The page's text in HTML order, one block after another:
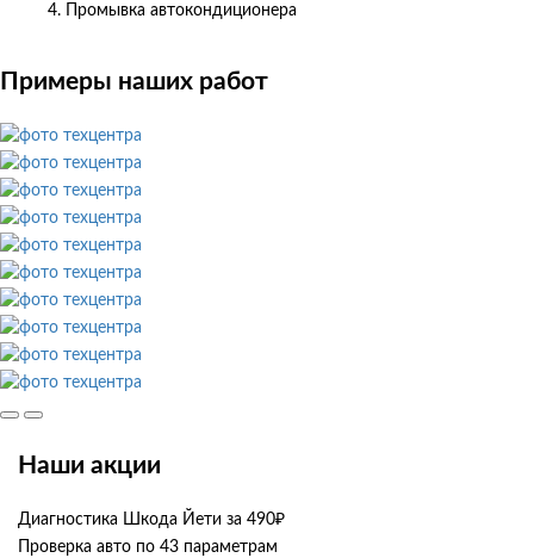
Промывка автокондиционера
Примеры наших работ
Наши акции
Диагностика Шкода Йети за 490₽
Проверка авто по 43 параметрам